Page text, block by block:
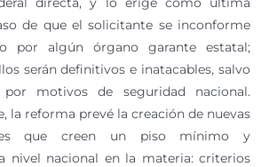
de que el solicitante se inconforme
por algún órgano garante estatal;
serán definitivos e inatacables, salvo
motivos de seguridad nacional.
la reforma prevé la creación de nuevas
que creen un piso mínimo y
nivel nacional en la materia: criterios